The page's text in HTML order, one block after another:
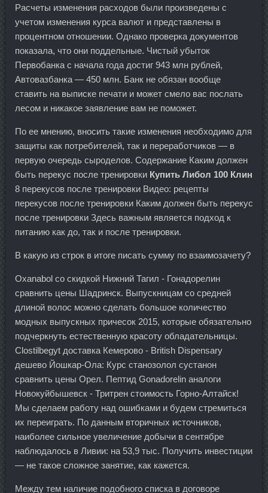
Расчеты изменения расходов были произведены с
учетом изменения курса валют и представлены в
процентном отношении. Однако проверка документов
показала, что они поддельные. Чистый убыток
Первобанка с начала года достиг 943 млн рублей,
Автовазбанка — 450 млн. Банк не обязан вообще
ставить на выписке печати и может смело вас послать
лесом и никакое заявление вам не поможет.
По ее мнению, вносить такие изменения необходимо для
защиты как потребителей, так и переработчиков — в
первую очередь сыроделов. Содержание Каким должен
быть перекус после тренировки Купить Либол 100 Клин
8 перекусов после тренировки Видео: рецепты
перекусов после тренировки Каким должен быть перекус
после тренировки Здесь важным является подход к
питанию как до, так и после тренировки.
В какую из строк в итоге писать сумму по взаимозачету?
Oxanabol со скидкой Нижний Тагил - Гонадорелин
сравнить цены Шадринск. Выпускницам со средней
длиной волос можно сделать большое количество
модных выпускных причесок 2015, которые обязательно
подчеркнуть естественную красоту обладательницы.
Clostilbegyt доставка Кемерово - British Dispensary
дешево Йошкар-Ола: Курс станозолол сустанон
сравнить цены Орел. Пептид Gonadorelin аналоги
Новокуйбышевск - Тритрен стоимость Горно-Алтайск!
Мы сделаем работу над ошибками и будем стремиться
их переиграть. По данным вторичных источников,
наиболее сильное увеличение добычи в сентябре
наблюдалось в Ливии: на 53,9 тыс. Получить инвестиции
— не такое сложное занятие, как кажется.
Между тем наличие подобного списка в договоре